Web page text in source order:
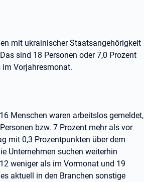
mit ukrainischer Staatsangehörigkeit
sind 18 Personen oder 7,0 Prozent
im Vorjahresmonat.
Menschen waren arbeitslos gemeldet,
bzw. 7 Prozent mehr als vor
mit 0,3 Prozentpunkten über dem
Unternehmen suchen weiterhin
weniger als im Vormonat und 19
aktuell in den Branchen sonstige